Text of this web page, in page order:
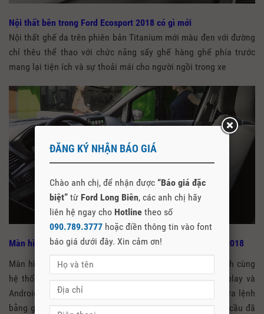
Nội thất bên trong Ford Ecosport 2018 có gì mới
Nội thất ghế da trên phiên bản Titanium mới màu đen với đường
chỉ thêu thể thao với chức năng sấy ghế hàng ghế phía trước
mang lại tiện ích và sự thoải mái cho người ngồi trong xe
Màn hình LCD cảm ứng cực mới trên phiên bản Ecosport 2018
Màn hình cảm ứng LCD với 2 kích thước 6,5 inch và 8 inch cùng
hệ thống SYNC 3 phiên bản 2 ứng dụng trên Apple Carplay và
Android Auto mới cực sắc nét, giúp người lái thao tác và ra lệnh
bằng giọng nói tốt hơn, hệ thống định vị dẫn đường toàn cầu đã
ĐĂNG KÝ NHẬN BÁO GIÁ
Chào anh chị, để nhận được “Báo giá đặc
biệt” từ Ford Long Biên, các anh chị hãy
liên hệ ngay cho Hotline theo số
090.789.3777 hoặc điền thông tin vào font
báo giá dưới đây. Xin cảm ơn!